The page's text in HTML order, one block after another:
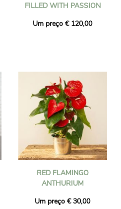
FILLED WITH PASSION
Um preço € 120,00
RED FLAMINGO
ANTHURIUM
Um preço € 30,00